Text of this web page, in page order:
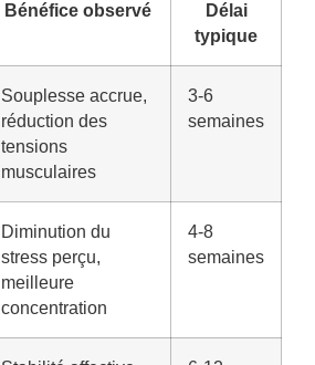
Bénéfice observé
Délai
typique
Souplesse accrue,
réduction des
tensions
musculaires
3-6
semaines
Diminution du
stress perçu,
meilleure
concentration
4-8
semaines